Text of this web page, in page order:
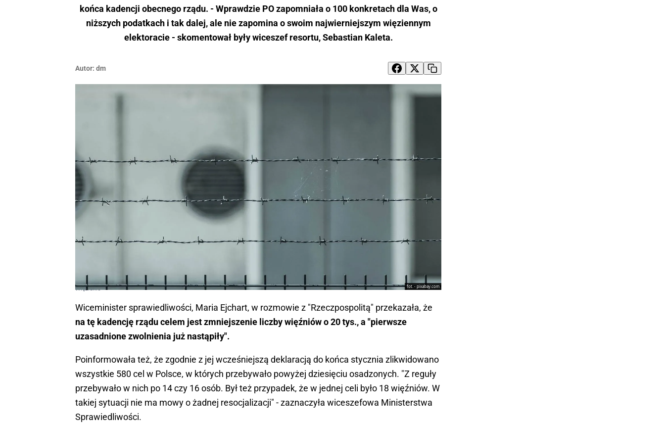
końca kadencji obecnego rządu. - Wprawdzie PO zapomniała o 100 konkretach dla Was, o
niższych podatkach i tak dalej, ale nie zapomina o swoim najwierniejszym więziennym
elektoracie - skomentował były wiceszef resortu, Sebastian Kaleta.
Autor: dm
fot. - pixabay.com
Więzienie
Wiceminister sprawiedliwości, Maria Ejchart, w rozmowie z "Rzeczpospolitą" przekazała, że
na tę kadencję rządu celem jest zmniejszenie liczby więźniów o 20 tys., a "pierwsze
uzasadnione zwolnienia już nastąpiły".
Poinformowała też, że zgodnie z jej wcześniejszą deklaracją do końca stycznia zlikwidowano
wszystkie 580 cel w Polsce, w których przebywało powyżej dziesięciu osadzonych. "Z reguły
przebywało w nich po 14 czy 16 osób. Był też przypadek, że w jednej celi było 18 więźniów. W
takiej sytuacji nie ma mowy o żadnej resocjalizacji" - zaznaczyła wiceszefowa Ministerstwa
Sprawiedliwości.